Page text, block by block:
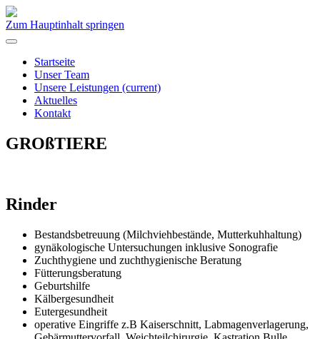
Zum Hauptinhalt springen
Startseite
Unser Team
Unsere Leistungen (current)
Aktuelles
Kontakt
GROßTIERE
Rinder
Bestandsbetreuung (Milchviehbestände, Mutterkuhhaltung)
gynäkologische Untersuchungen inklusive Sonografie
Zuchthygiene und zuchthygienische Beratung
Fütterungsberatung
Geburtshilfe
Kälbergesundheit
Eutergesundheit
operative Eingriffe z.B Kaiserschnitt, Labmagenverlagerung,